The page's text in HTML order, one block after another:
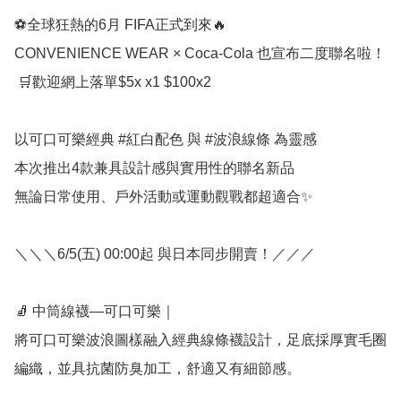
⚽全球狂熱的6月 FIFA正式到來🔥
CONVENIENCE WEAR × Coca-Cola 也宣布二度聯名啦！
以可口可樂經典 #紅白配色 與 #波浪線條 為靈感
本次推出4款兼具設計感與實用性的聯名新品
無論日常使用、戶外活動或運動觀戰都超適合✨
＼＼＼6/5(五) 00:00起 與日本同步開賣！／／／
🧦 中筒線襪—可口可樂｜
將可口可樂波浪圖樣融入經典線條襪設計，足底採厚實毛圈
編織，並具抗菌防臭加工，舒適又有細節感。